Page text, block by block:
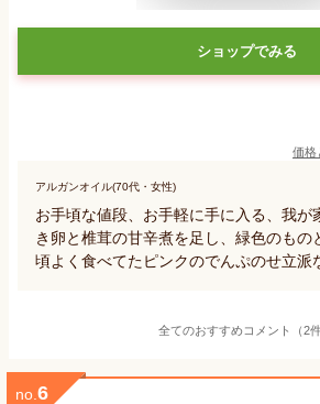
ショップでみる
価格
アルガンオイル(70代・女性)
お手頃な値段、お手軽に手に入る、我が
き卵と椎茸の甘辛煮を足し、緑色のもの
頃よく食べてたピンクのでんぷのせ立派
全てのおすすめコメント（2件
no. 6